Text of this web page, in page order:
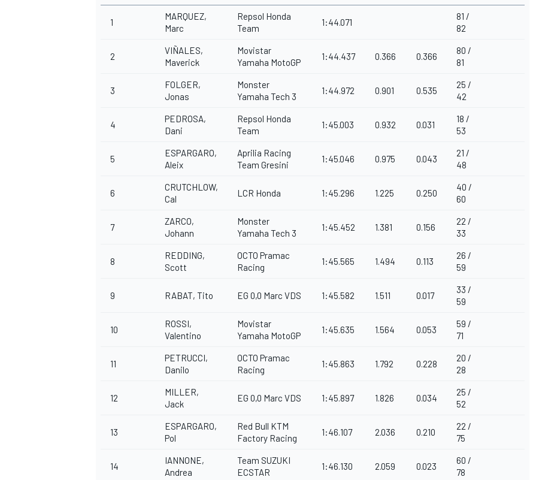
1
MARQUEZ,
Marc
Repsol Honda
Team
1:44.071
81 /
82
2
VIÑALES,
Maverick
Movistar
Yamaha MotoGP
1:44.437 0.366 0.366
80 /
81
3
FOLGER,
Jonas
Monster
Yamaha Tech 3
1:44.972 0.901 0.535
25 /
42
4
PEDROSA,
Dani
Repsol Honda
Team
1:45.003 0.932 0.031
18 /
53
5
ESPARGARO,
Aleix
Aprilia Racing
Team Gresini
1:45.046 0.975 0.043
21 /
48
6
CRUTCHLOW,
Cal
LCR Honda 1:45.296 1.225 0.250
40 /
60
7
ZARCO,
Johann
Monster
Yamaha Tech 3
1:45.452 1.381 0.156
22 /
33
8
REDDING,
Scott
OCTO Pramac
Racing
1:45.565 1.494 0.113
26 /
59
9 RABAT, Tito EG 0,0 Marc VDS 1:45.582 1.511 0.017
33 /
59
10
ROSSI,
Valentino
Movistar
Yamaha MotoGP
1:45.635 1.564 0.053
59 /
71
11
PETRUCCI,
Danilo
OCTO Pramac
Racing
1:45.863 1.792 0.228
20 /
28
12
MILLER,
Jack
EG 0,0 Marc VDS 1:45.897 1.826 0.034
25 /
52
13
ESPARGARO,
Pol
Red Bull KTM
Factory Racing
1:46.107 2.036 0.210
22 /
75
14
IANNONE,
Andrea
Team SUZUKI
ECSTAR
1:46.130 2.059 0.023
60 /
78